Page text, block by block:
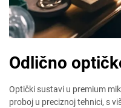
Odlično
Optički sustavi u premium
proboj u preciznoj tehnici, s